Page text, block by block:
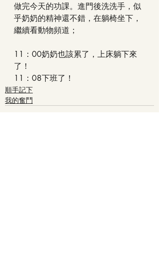
做完今天的功課。進門後洗洗手，似
乎奶奶的精神還不錯，在躺椅坐下，
繼續看動物頻道；
11：00奶奶也該累了，上床躺下來
了！
11：08下班了！
順手記下
我的奮鬥